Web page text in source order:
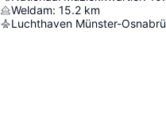
Weldam: 15.2 km
Luchthaven Münster-